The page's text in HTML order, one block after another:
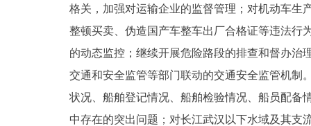
格关，加强对运输企业的监督管理；对机动车生
整顿买卖、伪造国产车整车出厂合格证等违法行
的动态监控；继续开展危险路段的排查和督办治
交通和安全监管等部门联动的交通安全监管机制
状况、船舶登记情况、船舶检验情况、船员配备
中存在的突出问题；对长江武汉以下水域及其支